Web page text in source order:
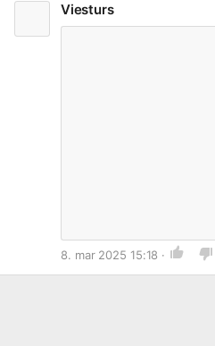
Viesturs
8. mar 2025 15:18 ·